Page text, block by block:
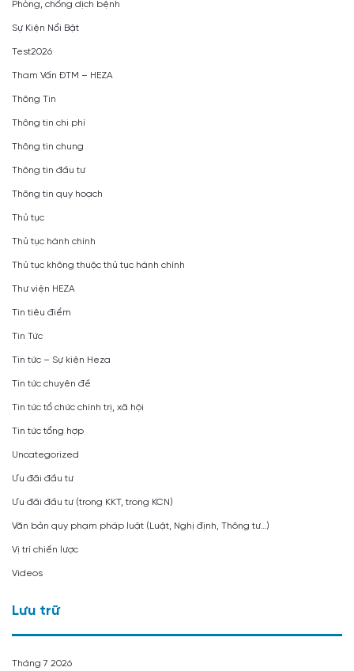
Phòng, chống dịch bệnh
Sự Kiện Nổi Bật
Test2026
Tham Vấn ĐTM – HEZA
Thông Tin
Thông tin chi phí
Thông tin chung
Thông tin đầu tư
Thông tin quy hoạch
Thủ tục
Thủ tục hành chính
Thủ tục không thuộc thủ tục hành chính
Thư viện HEZA
Tin tiêu điểm
Tin Tức
Tin tức – Sự kiện Heza
Tin tức chuyên đề
Tin tức tổ chức chính trị, xã hội
Tin tức tổng hợp
Uncategorized
Ưu đãi đầu tư
Ưu đãi đầu tư (trong KKT, trong KCN)
Văn bản quy phạm pháp luật (Luật, Nghị định, Thông tư…)
Vị trí chiến lược
Videos
Lưu trữ
Tháng 7 2026